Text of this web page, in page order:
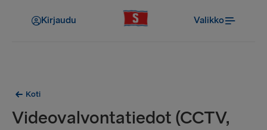
Kirjaudu Valikko
Koti
Videovalvontatiedot (CCTV,